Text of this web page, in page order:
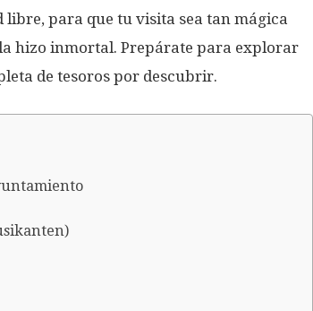
para que tu visita sea tan mágica
hizo inmortal. Prepárate para explorar
de tesoros por descubrir.